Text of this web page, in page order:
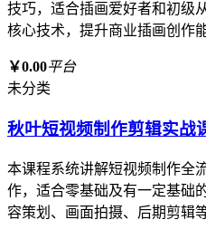
技巧，适合插画爱好者和初级
核心技术，提升商业插画创作
￥0.00平台
未分类
秋叶短视频制作剪辑实战
本课程系统讲解短视频制作全
作，适合零基础及有一定基础
容策划、画面拍摄、后期剪辑